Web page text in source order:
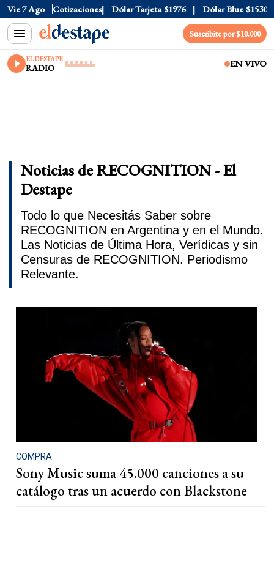
Vie 7 Ago Cotizaciones
Dólar Oficial $1520 Dólar Tarjeta $1976 Dólar Blue $1530
Suscribite por $10.000
EL DESTAPE
RADIO EN VIVO
Noticias de RECOGNITION - El
Destape
Todo lo que Necesitás Saber sobre
RECOGNITION en Argentina y en el Mundo.
Las Noticias de Última Hora, Verídicas y sin
Censuras de RECOGNITION. Periodismo
Relevante.
COMPRA
Sony Music suma 45.000 canciones a su
catálogo tras un acuerdo con Blackstone